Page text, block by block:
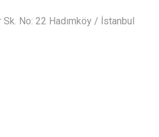
Sk. No: 22 Hadımköy / İstanbul